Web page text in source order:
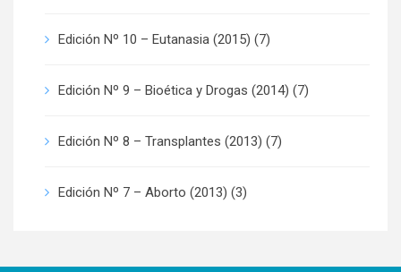
Edición Nº 10 – Eutanasia (2015) (7)
Edición Nº 9 – Bioética y Drogas (2014) (7)
Edición Nº 8 – Transplantes (2013) (7)
Edición Nº 7 – Aborto (2013) (3)